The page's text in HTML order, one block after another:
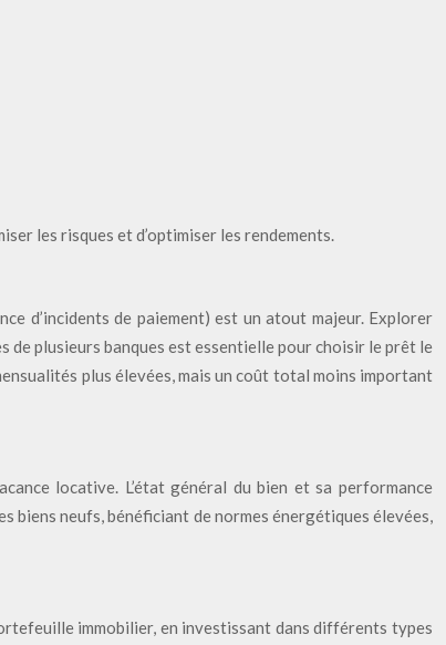
les risques et d’optimiser les rendements.
d’incidents de paiement) est un atout majeur. Explorer
plusieurs banques est essentielle pour choisir le prêt le
plus élevées, mais un coût total moins important
locative. L’état général du bien et sa performance
biens neufs, bénéficiant de normes énergétiques élevées,
immobilier, en investissant dans différents types